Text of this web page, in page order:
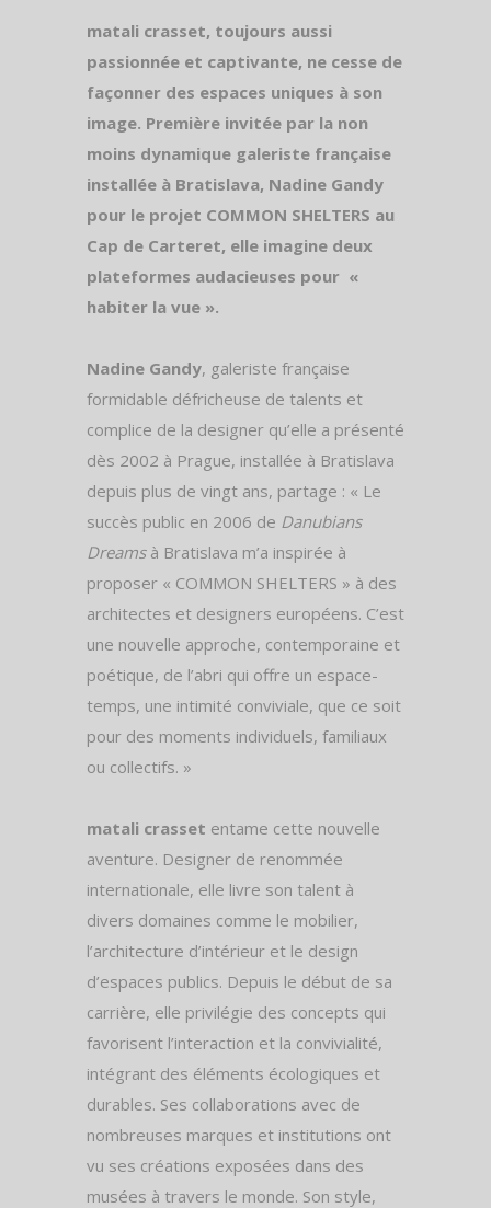
matali crasset, toujours aussi
passionnée et captivante, ne cesse de
façonner des espaces uniques à son
image. Première invitée par la non
moins dynamique galeriste française
installée à Bratislava, Nadine Gandy
pour le projet COMMON SHELTERS au
Cap de Carteret, elle imagine deux
plateformes audacieuses pour «
habiter la vue ».
Nadine Gandy, galeriste française
formidable défricheuse de talents et
complice de la designer qu’elle a présenté
dès 2002 à Prague, installée à Bratislava
depuis plus de vingt ans, partage : « Le
succès public en 2006 de Danubians
Dreamsà Bratislava m’a inspirée à
proposer « COMMON SHELTERS » à des
architectes et designers européens. C’est
une nouvelle approche, contemporaine et
poétique, de l’abri qui offre un espace-
temps, une intimité conviviale, que ce soit
pour des moments individuels, familiaux
ou collectifs. »
matali crasset entame cette nouvelle
aventure. Designer de renommée
internationale, elle livre son talent à
divers domaines comme le mobilier,
l’architecture d’intérieur et le design
d’espaces publics. Depuis le début de sa
carrière, elle privilégie des concepts qui
favorisent l’interaction et la convivialité,
intégrant des éléments écologiques et
durables. Ses collaborations avec de
nombreuses marques et institutions ont
vu ses créations exposées dans des
musées à travers le monde. Son style,